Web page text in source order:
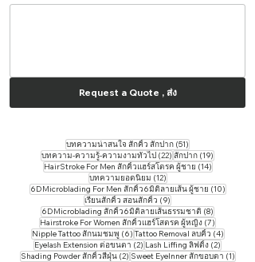
Request a Quote , ส่ง
บทความน่าสนใจ สักคิ้ว สักปาก (51)51 กระทู้
บทความ-ความรู้-ความงามทั่วไป (22)22 กระทู้
สักปาก (19)19 กระทู้
HairStroke For Men สักคิ้วแฮร์สโตรค ผู้ชาย (14)14 กระทู้
บทความยอดนิยม (12)12 กระทู้
6DMicroblading For Men สักคิ้ว6มิติลายเส้น ผู้ชาย (10)10 กระทู้
เรียนสักคิ้ว สอนสักคิ้ว (9)9 กระทู้
6DMicroblading สักคิ้ว6มิติลายเส้นธรรมชาติ (8)8 กระทู้
Hairstroke For Women สักคิ้วแฮร์โสตรค ผู้หญิง (7)7 กระทู้
Nipple Tattoo สักนมชมพู (6)6 กระทู้
Tattoo ​Removal ลบคิ้ว (4)4 กระทู้
Eyelash Extension ต่อขนตา (2)2 กระทู้
Lash Liffing ลิฟติ้ง (2)2 กระทู้
Shading Powder สักคิ้วสีฝุ่น (2)2 กระทู้
Sweet EyeInner สักขอบตา (1)1 กระทู้